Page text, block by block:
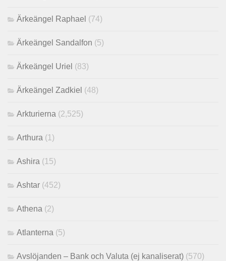
Ärkeängel Raphael (74)
Ärkeängel Sandalfon (5)
Ärkeängel Uriel (83)
Ärkeängel Zadkiel (48)
Arkturierna (2,525)
Arthura (1)
Ashira (15)
Ashtar (452)
Athena (2)
Atlanterna (5)
Avslöjanden – Bank och Valuta (ej kanaliserat) (570)